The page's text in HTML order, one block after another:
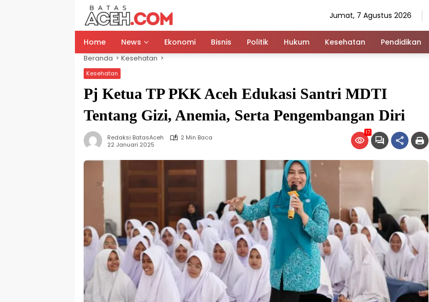
Jumat, 7 Agustus 2026
Home News Ekonomi Bisnis Politik Hukum Kesehatan Pendidikan
Beranda Kesehatan
Kesehatan
Pj Ketua TP PKK Aceh Edukasi Santri MDTI
Tentang Gizi, Anemia, Serta Pengembangan Diri
Redaksi BatasAceh
2 Min Baca
22 Januari 2025
17